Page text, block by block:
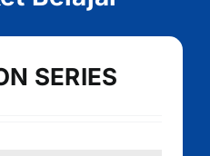
SERIES